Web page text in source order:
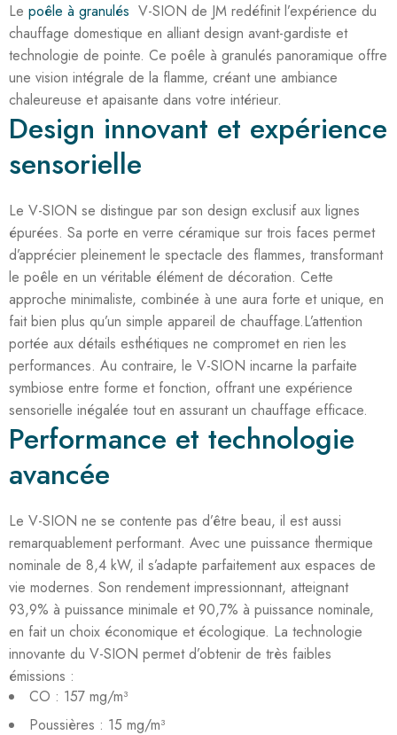
Le poêle à granulés V-SION de JM redéfinit l’expérience du
chauffage domestique en alliant design avant-gardiste et
technologie de pointe. Ce poêle à granulés panoramique offre
une vision intégrale de la flamme, créant une ambiance
chaleureuse et apaisante dans votre intérieur.
Design innovant et expérience
sensorielle
Le V-SION se distingue par son design exclusif aux lignes
épurées. Sa porte en verre céramique sur trois faces permet
d’apprécier pleinement le spectacle des flammes, transformant
le poêle en un véritable élément de décoration. Cette
approche minimaliste, combinée à une aura forte et unique, en
fait bien plus qu’un simple appareil de chauffage.L’attention
portée aux détails esthétiques ne compromet en rien les
performances. Au contraire, le V-SION incarne la parfaite
symbiose entre forme et fonction, offrant une expérience
sensorielle inégalée tout en assurant un chauffage efficace.
Performance et technologie
avancée
Le V-SION ne se contente pas d’être beau, il est aussi
remarquablement performant. Avec une puissance thermique
nominale de 8,4 kW, il s’adapte parfaitement aux espaces de
vie modernes. Son rendement impressionnant, atteignant
93,9% à puissance minimale et 90,7% à puissance nominale,
en fait un choix économique et écologique. La technologie
innovante du V-SION permet d’obtenir de très faibles
émissions :
CO : 157 mg/m³
Poussières : 15 mg/m³